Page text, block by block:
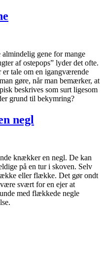
almindelig gene for mange
af ostepops” lyder det ofte.
tale om en igangværende
gøre, når man bemærker, at
beskrives som surt ligesom
grund til bekymring?
negl
knækker en negl. De kan
på en tur i skoven. Selv
eller flække. Det gør ondt
svært for en ejer at
med flækkede negle